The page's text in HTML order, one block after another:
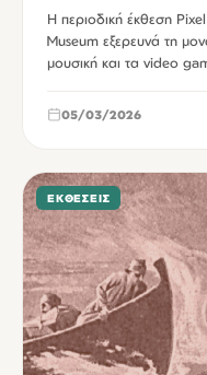
Η περιοδική έκθεση
Museum εξερευνά τη
μουσική και τα video
05/03/2026
ΕΚΘΈΣΕΙΣ